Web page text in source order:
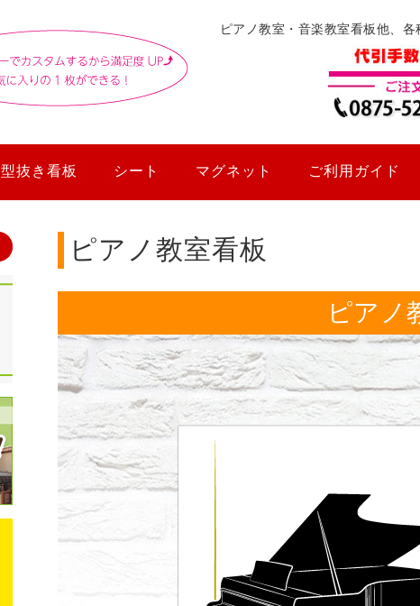
ピアノ教室・音楽教室看板他、
型抜き看板 シート マグネット ご利用ガイド
ピアノ教室看板
ピアノ